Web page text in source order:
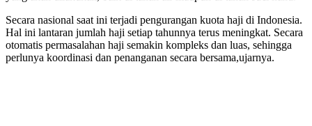
Secara nasional saat ini terjadi pengurangan kuota haji di Indonesia.
Hal ini lantaran jumlah haji setiap tahunnya terus meningkat. Secara
otomatis permasalahan haji semakin kompleks dan luas, sehingga
perlunya koordinasi dan penanganan secara bersama,ujarnya.